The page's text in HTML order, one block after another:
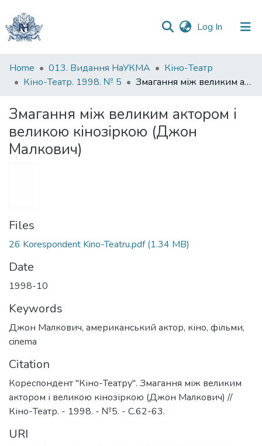
Log In (current)
Communities
&
All of DSpace
Statistics
Home 013. Видання НаУКМА
Кіно-Театр
Кіно-Театр. 1998. № 5
Змагання між великим актором і великою кінозіркою (Джон Малкович)
Змагання між великим актором і
великою кінозіркою (Джон
Малкович)
Files
26 Korespondent Kino-Teatru.pdf(1.34 MB)
Date
1998-10
Keywords
Джон Малкович, американський актор, кіно, фільми,
cinema
Citation
Кореспондент "Кіно-Театру". Змагання між великим
актором і великою кінозіркою (Джон Малкович) //
Кіно-Театр. - 1998. - №5. - С.62-63.
URI